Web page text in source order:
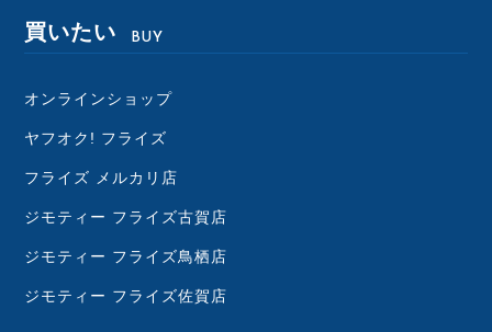
買いたい BUY
オンラインショップ
ヤフオク! フライズ
フライズ メルカリ店
ジモティー フライズ古賀店
ジモティー フライズ鳥栖店
ジモティー フライズ佐賀店